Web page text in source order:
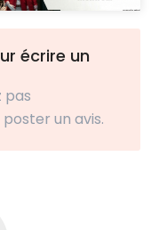
écrire un
pas
un avis.